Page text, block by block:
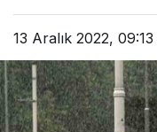
13 Aralık 2022, 09:13